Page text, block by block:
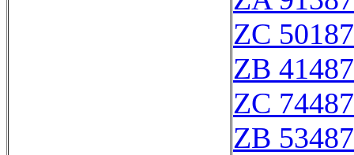
ZC 50187
ZB 41487
ZC 74487
ZB 53487